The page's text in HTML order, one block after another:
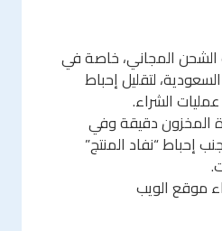
الشحن المجاني، خاصة في
لتقليل إحباط
الشراء.
المخزون دقيقة وفي
إحباط “نفاد المنتج”
موقع الويب